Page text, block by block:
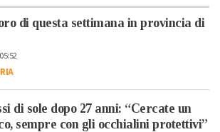
di questa settimana in provincia di
di sole dopo 27 anni: “Cercate un
sempre con gli occhialini protettivi”